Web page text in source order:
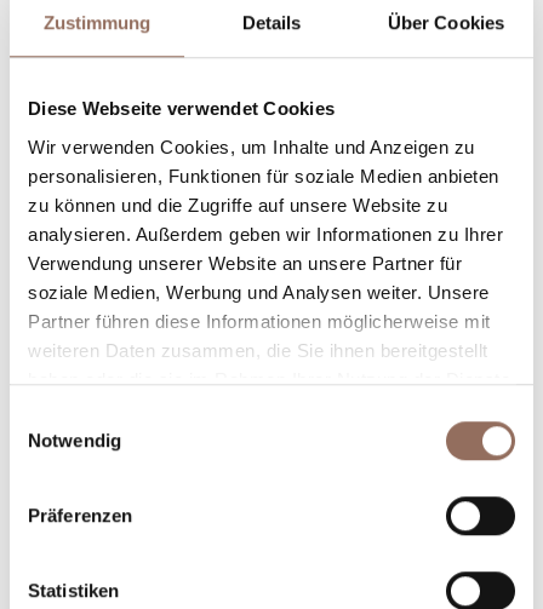
Zustimmung Details Über Cookies
Diese Webseite verwendet Cookies
Wir verwenden Cookies, um Inhalte und Anzeigen zu
personalisieren, Funktionen für soziale Medien anbieten
zu können und die Zugriffe auf unsere Website zu
analysieren. Außerdem geben wir Informationen zu Ihrer
Verwendung unserer Website an unsere Partner für
soziale Medien, Werbung und Analysen weiter. Unsere
Partner führen diese Informationen möglicherweise mit
weiteren Daten zusammen, die Sie ihnen bereitgestellt
haben oder die sie im Rahmen Ihrer Nutzung der Dienste
Notwendig
Präferenzen
Statistiken
Beds number:
Dein Urlaub
Plane, wo du übernachtest und isst, was du in jedem
Winkel des Langhe Monferrato Roero unternehmen
willst, mit einem Blick aufs Wetter in Echtzeit.
Unterkünfte
Essen und